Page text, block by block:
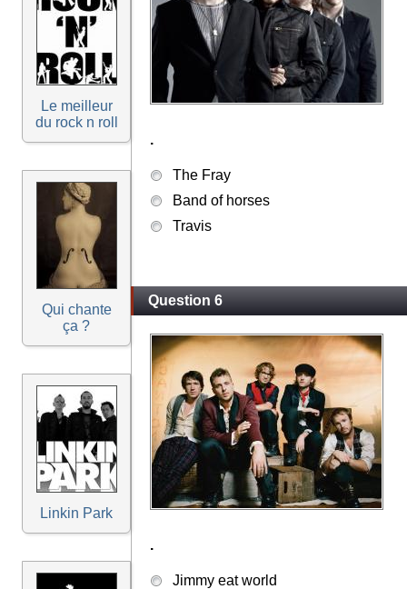
Le meilleur
du rock n roll
Qui chante
ça ?
Linkin Park
.
The Fray
Band of horses
Travis
Question 6
.
Jimmy eat world